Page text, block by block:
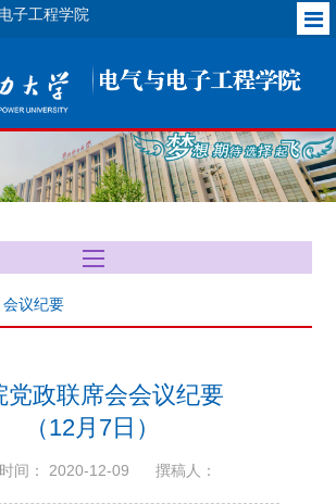
子工程学院
会议纪要
党政联席会会议纪要
（12月7日）
间： 2020-12-09 撰稿人：